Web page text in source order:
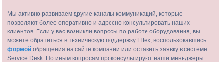
Мы активно развиваем другие каналы коммуникаций, которые
позволяют более оперативно и адресно консультировать наших
клиентов. Если у вас возникли вопросы по работе оборудования, вы
можете обратиться в техническую поддержку Eltex, воспользовавшись
формой обращения на сайте компании или оставить заявку в системе
Service Desk. По иным вопросам проконсультируют наши менеджеры